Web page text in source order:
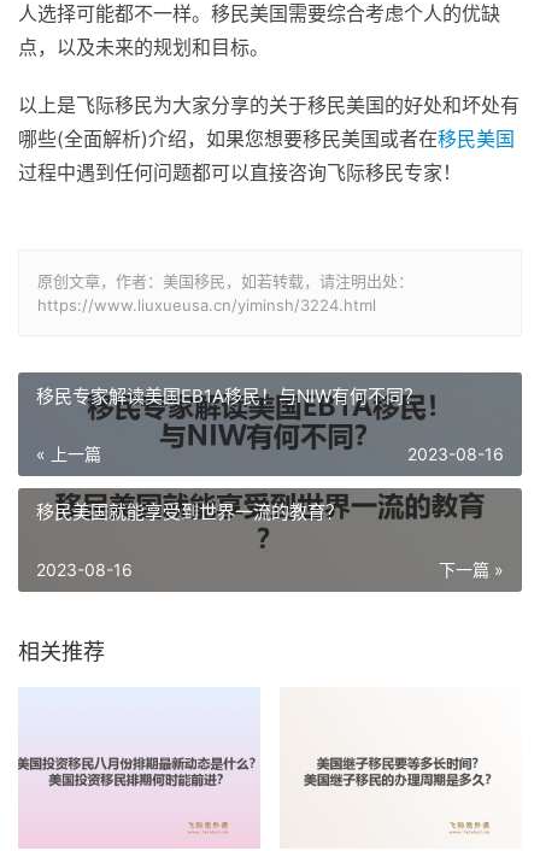
人选择可能都不一样。移民美国需要综合考虑个人的优缺
点，以及未来的规划和目标。
以上是飞际移民为大家分享的关于移民美国的好处和坏处有
哪些(全面解析)介绍，如果您想要移民美国或者在移民美国
过程中遇到任何问题都可以直接咨询飞际移民专家！
原创文章，作者：美国移民，如若转载，请注明出处：
https://www.liuxueusa.cn/yiminsh/3224.html
移民专家解读美国EB1A移民！与NIW有何不同？
« 上一篇 2023-08-16
移民美国就能享受到世界一流的教育？
下一篇 »
2023-08-16
相关推荐